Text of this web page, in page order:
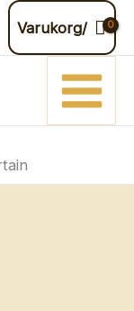
Varukorg/